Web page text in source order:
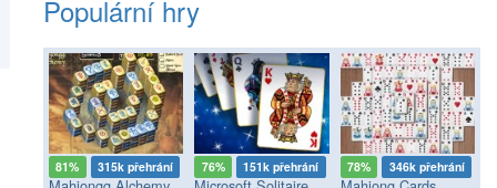
Populární hry
81% 315k přehrání 76% 151k přehrání 78% 346k přehrání